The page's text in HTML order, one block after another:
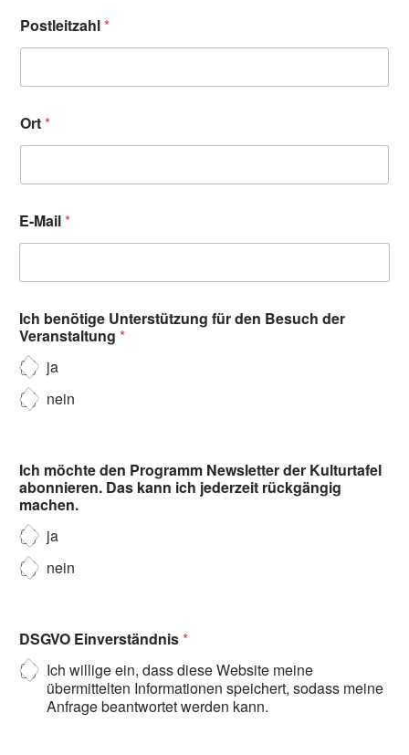
Postleitzahl*
Ort*
E-Mail*
Ich benötige Unterstützung für den Besuch der
Veranstaltung *
ja
nein
Ich möchte den Programm Newsletter der Kulturtafel
abonnieren. Das kann ich jederzeit rückgängig
machen.
ja
nein
DSGVO Einverständnis*
Ich willige ein, dass diese Website meine
übermittelten Informationen speichert, sodass meine
Anfrage beantwortet werden kann.